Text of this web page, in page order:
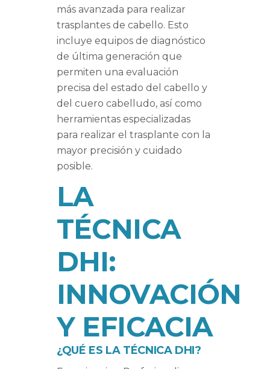
más avanzada para realizar
trasplantes de cabello. Esto
incluye equipos de diagnóstico
de última generación que
permiten una evaluación
precisa del estado del cabello y
del cuero cabelludo, así como
herramientas especializadas
para realizar el trasplante con la
mayor precisión y cuidado
posible.
LA
TÉCNICA
DHI:
INNOVACIÓN
Y EFICACIA
¿QUÉ ES LA TÉCNICA DHI?